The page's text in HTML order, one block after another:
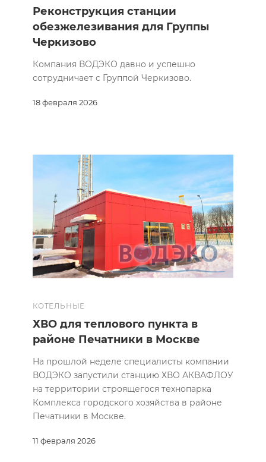
18 февраля 2026
Реконструкция станции
обезжелезивания для Группы
Черкизово
Компания ВОДЭКО давно и успешно
сотрудничает с Группой Черкизово.
КОТЕЛЬНЫЕ
11 февраля 2026
ХВО для теплового пункта в
районе Печатники в Москве
На прошлой неделе специалисты компании
ВОДЭКО запустили станцию ХВО АКВАФЛОУ
на территории строящегося технопарка
Комплекса городского хозяйства в районе
Печатники в Москве.